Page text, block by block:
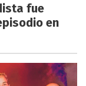
fue
en